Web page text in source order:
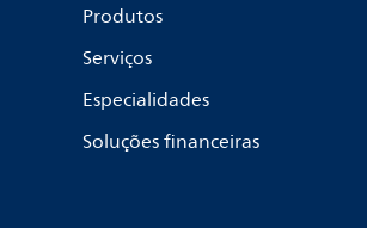
Produtos
Serviços
Especialidades
Soluções financeiras